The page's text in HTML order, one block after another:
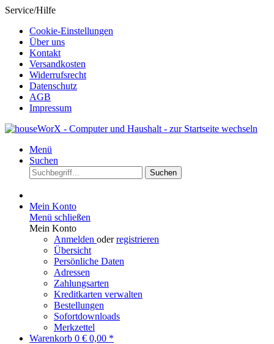
Service/Hilfe
Cookie-Einstellungen
Über uns
Kontakt
Versandkosten
Widerrufsrecht
Datenschutz
AGB
Impressum
Menü
Suchen
Suchen
Mein Konto
Menü schließen
Mein Konto
Anmelden oderregistrieren
Übersicht
Persönliche Daten
Adressen
Zahlungsarten
Kreditkarten verwalten
Bestellungen
Sofortdownloads
Merkzettel
Warenkorb 0 € 0,00 *